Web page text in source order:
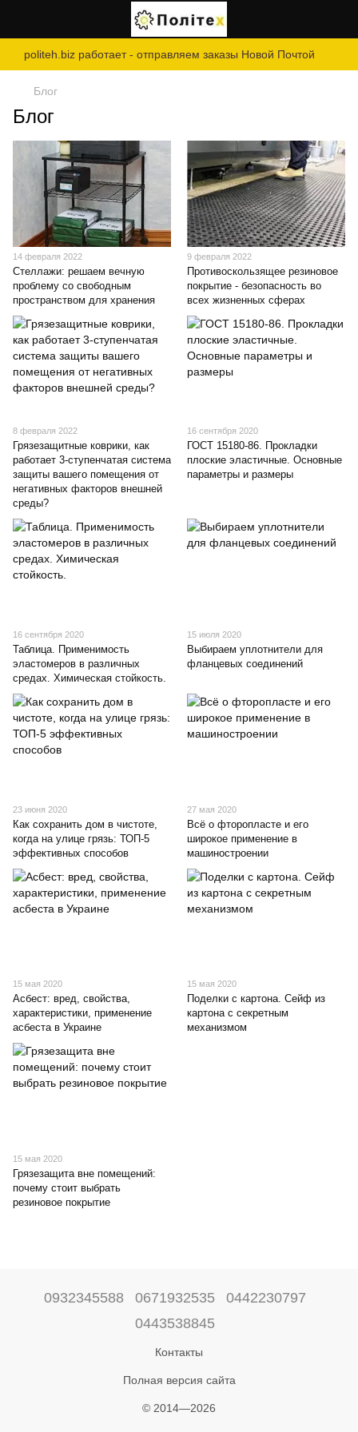
politeh.biz работает - отправляем заказы Новой Почтой
Блог
Блог
14 февраля 2022
Стеллажи: решаем вечную
проблему со свободным
пространством для хранения
9 февраля 2022
Противоскользящее резиновое
покрытие - безопасность во
всех жизненных сферах
8 февраля 2022
Грязезащитные коврики, как
работает 3-ступенчатая система
защиты вашего помещения от
негативных факторов внешней
среды?
16 сентября 2020
ГОСТ 15180-86. Прокладки
плоские эластичные. Основные
параметры и размеры
16 сентября 2020
Таблица. Применимость
эластомеров в различных
средах. Химическая стойкость.
15 июля 2020
Выбираем уплотнители для
фланцевых соединений
23 июня 2020
Как сохранить дом в чистоте,
когда на улице грязь: ТОП-5
эффективных способов
27 мая 2020
Всё о фторопласте и его
широкое применение в
машиностроении
15 мая 2020
Асбест: вред, свойства,
характеристики, применение
асбеста в Украине
15 мая 2020
Поделки с картона. Сейф из
картона с секретным
механизмом
15 мая 2020
Грязезащита вне помещений:
почему стоит выбрать
резиновое покрытие
0932345588 0671932535
0442230797
0443538845
Контакты
Полная версия сайта
© 2014—2026